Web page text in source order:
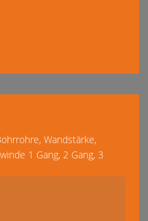
Wandstärke,
1 Gang, 2 Gang, 3